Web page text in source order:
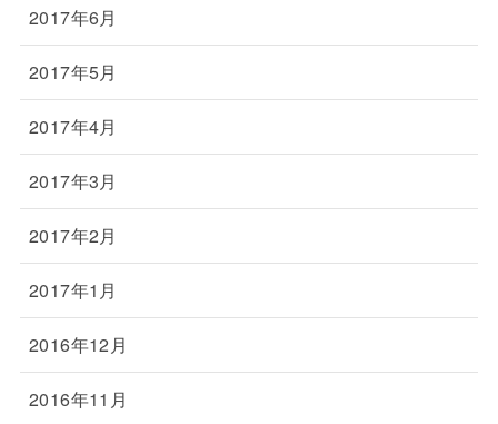
2017年6月
2017年5月
2017年4月
2017年3月
2017年2月
2017年1月
2016年12月
2016年11月